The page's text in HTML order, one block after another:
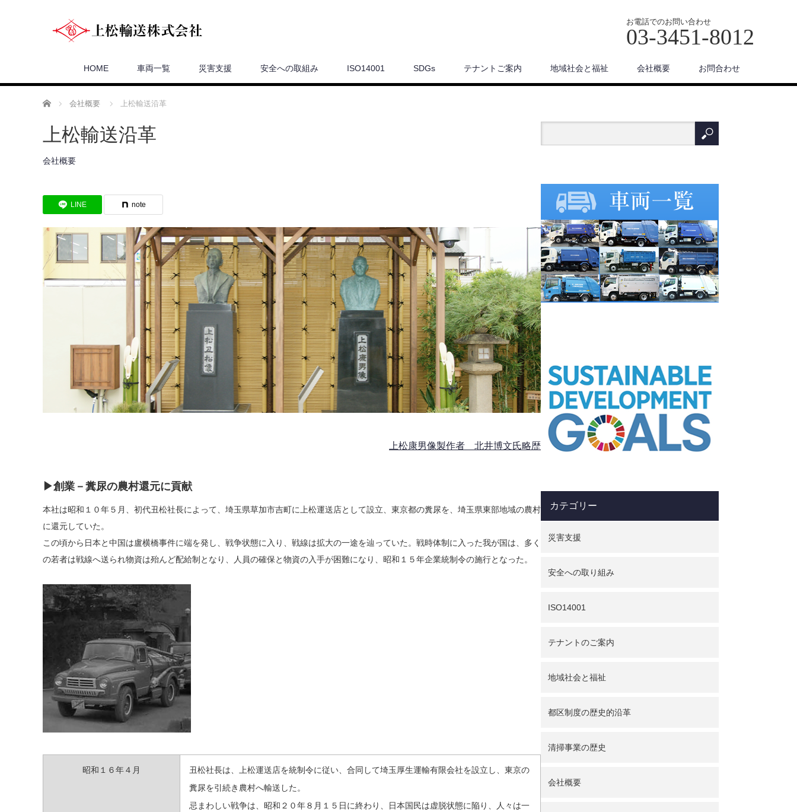
お電話でのお問い合わせ
03-3451-8012
HOME 車両一覧 災害支援 安全への取組み ISO14001 SDGs テナントご案内 地域社会と福祉 会社概要 お問合わせ
ホーム 会社概要 上松輸送沿革
上松輸送沿革
会社概要
LINE note
上松康男像製作者 北井博文氏略歴
▶創業－糞尿の農村還元に貢献
本社は昭和１０年５月、初代丑松社長によって、埼玉県草加市吉町に上松運送店として設立、東京都の糞尿を、埼玉県東部地域の農村
に還元していた。
この頃から日本と中国は盧横橋事件に端を発し、戦争状態に入り、戦線は拡大の一途を辿っていた。戦時体制に入った我が国は、多く
の若者は戦線へ送られ物資は殆んど配給制となり、人員の確保と物資の入手が困難になり、昭和１５年企業統制令の施行となった。
昭和１６年４月
丑松社長は、上松運送店を統制令に従い、合同して埼玉厚生運輸有限会社を設立し、東京の
糞尿を引続き農村へ輸送した。
忌まわしい戦争は、昭和２０年８月１５日に終わり、日本国民は虚脱状態に陥り、人々は一
カテゴリー
災害支援
安全への取り組み
ISO14001
テナントのご案内
地域社会と福祉
都区制度の歴史的沿革
清掃事業の歴史
会社概要